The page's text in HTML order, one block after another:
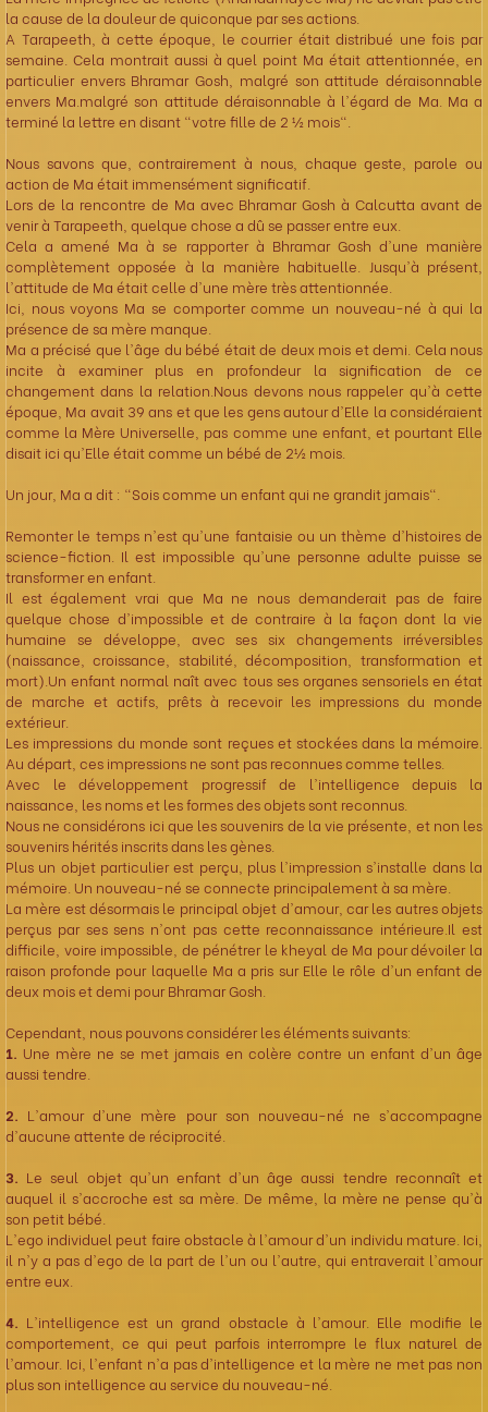
la cause de la douleur de quiconque par ses actions.
A Tarapeeth, à cette époque, le courrier était distribué une fois par
semaine. Cela montrait aussi à quel point Ma était attentionnée, en
particulier envers Bhramar Gosh, malgré son attitude déraisonnable
envers Ma.malgré son attitude déraisonnable à l'égard de Ma. Ma a
terminé la lettre en disant "votre fille de 2 ½ mois".
Nous savons que, contrairement à nous, chaque geste, parole ou
action de Ma était immensément significatif.
Lors de la rencontre de Ma avec Bhramar Gosh à Calcutta avant de
venir à Tarapeeth, quelque chose a dû se passer entre eux.
Cela a amené Ma à se rapporter à Bhramar Gosh d'une manière
complètement opposée à la manière habituelle. Jusqu'à présent,
l'attitude de Ma était celle d'une mère très attentionnée.
Ici, nous voyons Ma se comporter comme un nouveau-né à qui la
présence de sa mère manque.
Ma a précisé que l'âge du bébé était de deux mois et demi. Cela nous
incite à examiner plus en profondeur la signification de ce
changement dans la relation.Nous devons nous rappeler qu'à cette
époque, Ma avait 39 ans et que les gens autour d'Elle la considéraient
comme la Mère Universelle, pas comme une enfant, et pourtant Elle
disait ici qu'Elle était comme un bébé de 2½ mois.
Un jour, Ma a dit : "Sois comme un enfant qui ne grandit jamais".
Remonter le temps n'est qu'une fantaisie ou un thème d'histoires de
science-fiction. Il est impossible qu'une personne adulte puisse se
transformer en enfant.
Il est également vrai que Ma ne nous demanderait pas de faire
quelque chose d'impossible et de contraire à la façon dont la vie
humaine se développe, avec ses six changements irréversibles
(naissance, croissance, stabilité, décomposition, transformation et
mort).Un enfant normal naît avec tous ses organes sensoriels en état
de marche et actifs, prêts à recevoir les impressions du monde
extérieur.
Les impressions du monde sont reçues et stockées dans la mémoire.
Au départ, ces impressions ne sont pas reconnues comme telles.
Avec le développement progressif de l'intelligence depuis la
naissance, les noms et les formes des objets sont reconnus.
Nous ne considérons ici que les souvenirs de la vie présente, et non les
souvenirs hérités inscrits dans les gènes.
Plus un objet particulier est perçu, plus l'impression s'installe dans la
mémoire. Un nouveau-né se connecte principalement à sa mère.
La mère est désormais le principal objet d'amour, car les autres objets
perçus par ses sens n'ont pas cette reconnaissance intérieure.Il est
difficile, voire impossible, de pénétrer le kheyal de Ma pour dévoiler la
raison profonde pour laquelle Ma a pris sur Elle le rôle d'un enfant de
deux mois et demi pour Bhramar Gosh.
Cependant, nous pouvons considérer les éléments suivants:
1. Une mère ne se met jamais en colère contre un enfant d'un âge
aussi tendre.
2. L'amour d'une mère pour son nouveau-né ne s'accompagne
d'aucune attente de réciprocité.
3.
Le seul objet qu'un enfant d'un âge aussi tendre reconnaît et
auquel il s'accroche est sa mère. De même, la mère ne pense qu'à
son petit bébé.
L'ego individuel peut faire obstacle à l'amour d'un individu mature. Ici,
il n'y a pas d'ego de la part de l'un ou l'autre, qui entraverait l'amour
entre eux.
4.
L'intelligence est un grand obstacle à l'amour. Elle modifie le
comportement, ce qui peut parfois interrompre le flux naturel de
l'amour. Ici, l'enfant n'a pas d'intelligence et la mère ne met pas non
plus son intelligence au service du nouveau-né.